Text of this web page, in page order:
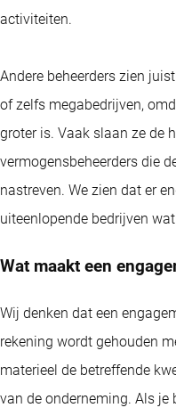
activiteiten.
Andere beheerders zien
of zelfs megabedrijven,
groter is. Vaak slaan ze de
vermogensbeheerders die
nastreven. We zien dat er
uiteenlopende bedrijven
Wat maakt een
Wij denken dat een
rekening wordt gehouden
materieel de betreffende
van de onderneming. Als